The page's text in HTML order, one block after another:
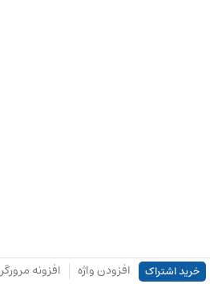
خرید اشتراک افزودن واژه افزونه مرورگر